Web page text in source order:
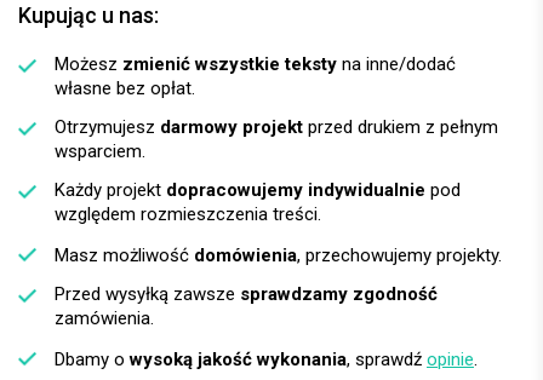
Kupując u nas:
Możesz zmienić wszystkie teksty na inne/dodać
własne bez opłat.
Otrzymujesz darmowy projekt przed drukiem z pełnym
wsparciem.
Każdy projekt dopracowujemy indywidualnie pod
względem rozmieszczenia treści.
Masz możliwość domówienia, przechowujemy projekty.
Przed wysyłką zawsze sprawdzamy zgodność
zamówienia.
Dbamy owysoką jakość wykonania, sprawdź opinie.